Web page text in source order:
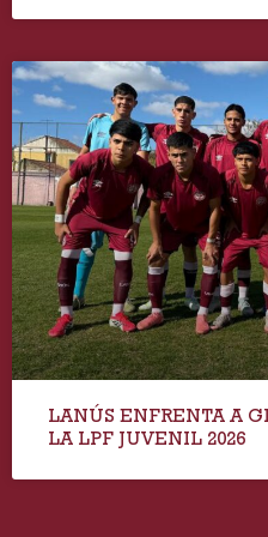
LANÚS ENFRENTA A
LA LPF JUVENIL 2026